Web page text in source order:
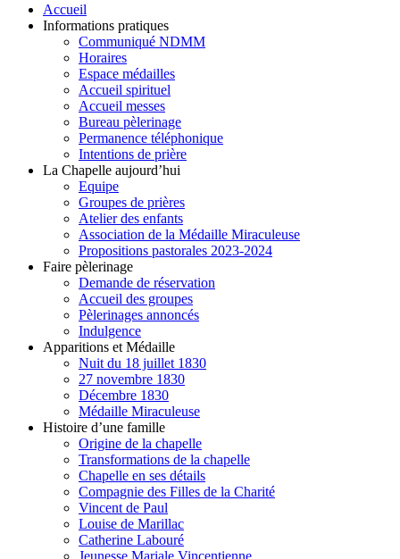
Accueil
Informations pratiques
Communiqué NDMM
Horaires
Espace médailles
Accueil spirituel
Accueil messes
Bureau pèlerinage
Permanence téléphonique
Intentions de prière
La Chapelle aujourd’hui
Equipe
Groupes de prières
Atelier des enfants
Association de la Médaille Miraculeuse
Propositions pastorales 2023-2024
Faire pèlerinage
Demande de réservation
Accueil des groupes
Pèlerinages annoncés
Indulgence
Apparitions et Médaille
Nuit du 18 juillet 1830
27 novembre 1830
Décembre 1830
Médaille Miraculeuse
Histoire d’une famille
Origine de la chapelle
Transformations de la chapelle
Chapelle en ses détails
Compagnie des Filles de la Charité
Vincent de Paul
Louise de Marillac
Catherine Labouré
Jeunesse Mariale Vincentienne